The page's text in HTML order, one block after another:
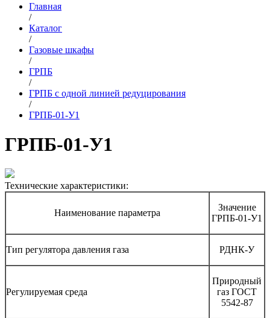
Главная
/
Каталог
/
Газовые шкафы
/
ГРПБ
/
ГРПБ с одной линией редуцирования
/
ГРПБ-01-У1
ГРПБ-01-У1
Технические характеристики:
Наименование параметра
Значение
ГРПБ-01-У1
Тип регулятора давления газа РДНК-У
Регулируемая среда
Природный
газ ГОСТ
5542-87